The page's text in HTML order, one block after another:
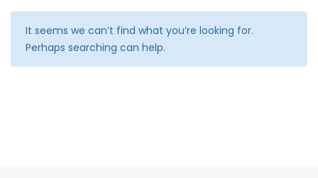
It seems we can’t find what you’re looking for.
Perhaps searching can help.